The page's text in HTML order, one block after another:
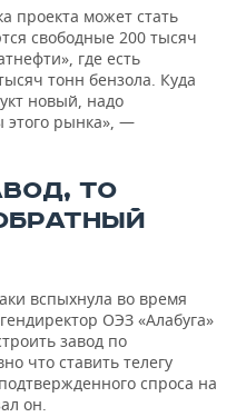
проекта может стать
свободные 200 тысяч
где есть
тонн бензола. Куда
новый, надо
этого рынка», —
ТО
вспыхнула во время
ОЭЗ «Алабуга»
завод по
что ставить телегу
спроса на
он.